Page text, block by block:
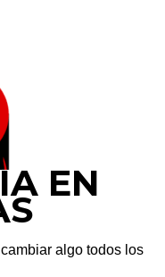
EN
algo todos los